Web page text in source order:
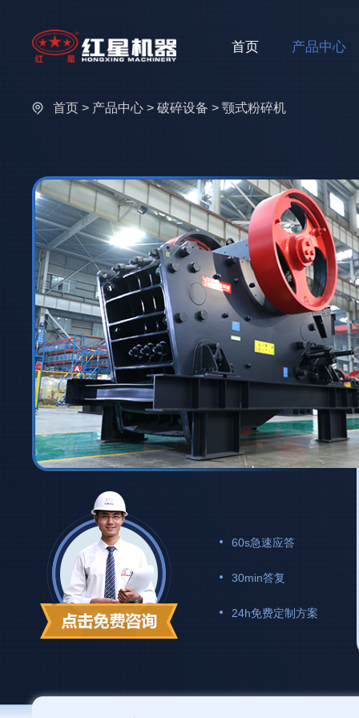
首页 产品中心
首页 > 产品中心 >破碎设备 > 颚式粉碎机
60s急速应答
30min答复
24h免费定制方案